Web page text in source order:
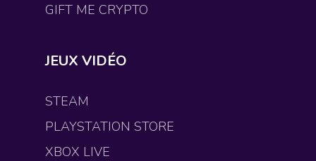
GIFT ME CRYPTO
JEUX VIDÉO
STEAM
PLAYSTATION STORE
XBOX LIVE